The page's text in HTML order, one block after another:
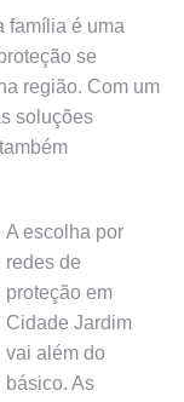
família é uma
se
região. Com um
soluções
A escolha por
redes de
proteção em
Cidade Jardim
vai além do
básico. As